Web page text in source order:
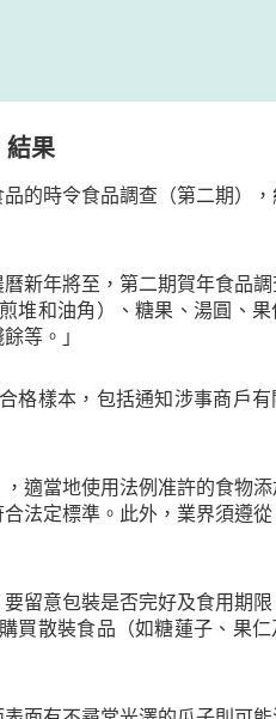
結果
的時令食品調查（第二期），
新年將至，第二期賀年食品
堆和油角）、糖果、湯圓、果
等。」
格樣本，包括通知涉事商戶有
適當地使用法例准許的食物
法定標準。此外，業界須遵
留意包裝是否完好及食用期
散裝食品（如糖蓮子、果仁